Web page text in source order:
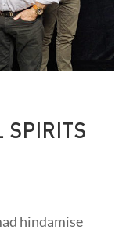
SPIRITS
hindamise